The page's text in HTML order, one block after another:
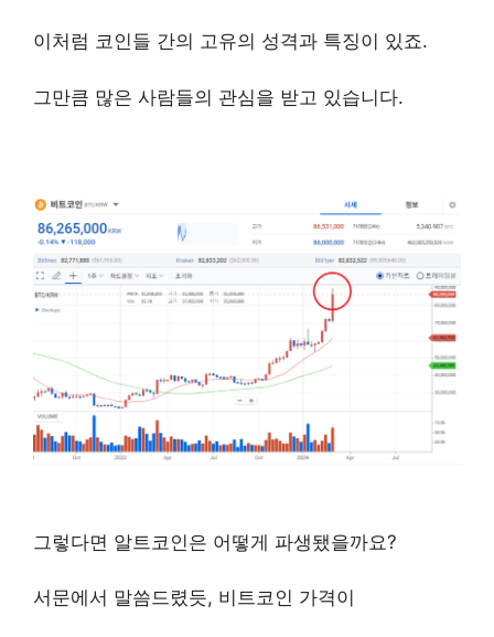
이처럼 코인들 간의 고유의 성격과 특징이 있죠.
그만큼 많은 사람들의 관심을 받고 있습니다.
그렇다면 알트코인은 어떻게 파생됐을까요?
서문에서 말씀드렸듯, 비트코인 가격이